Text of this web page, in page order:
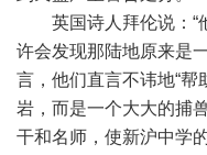
英国诗人拜伦说：“
许会发现那陆地原来是
言，他们直言不讳地“帮
岩，而是一个大大的捕
干和名师，使新沪中学